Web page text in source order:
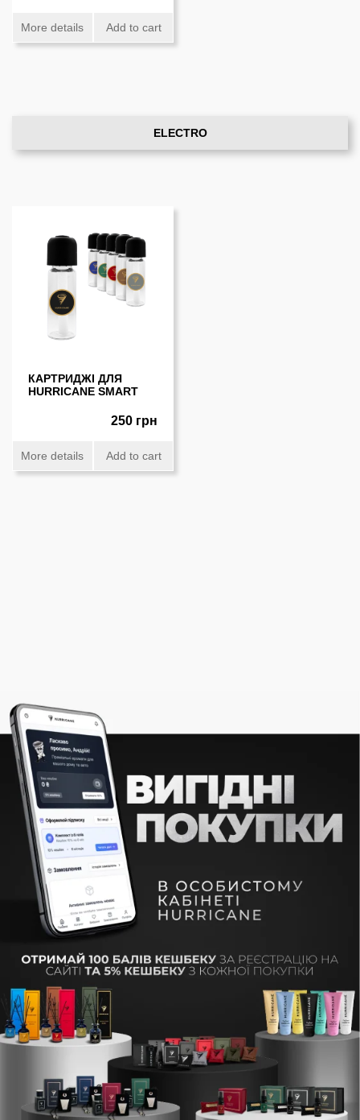
ELECTRO
КАРТРИДЖІ ДЛЯ
HURRICANE SMART
250 грн
More details Add to cart
More details Add to cart